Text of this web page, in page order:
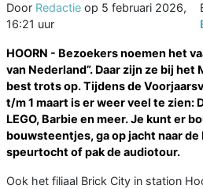
Door Redactie op 5 februari 2026,
16:21 uur
HOORN - Bezoekers noemen het
van Nederland”. Daar zijn ze bij het
best trots op. Tijdens de
t/m 1 maart is er weer veel te zien:
LEGO, Barbie en meer. Je kunt er
bouwsteentjes, ga op jacht naar
speurtocht of pak de audiotour.
Ook het filiaal Brick City in station